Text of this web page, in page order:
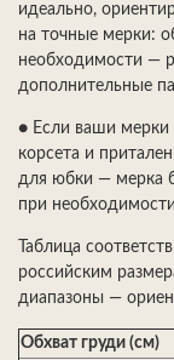
идеально,
на точные мерки:
необходимости —
дополнительные
● Если ваши мерки
корсета и
для юбки — мерка
при
Таблица
российским
диапазоны —
Обхват груди (см)